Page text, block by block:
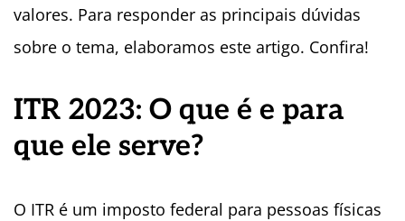
valores. Para responder as principais dúvidas
sobre o tema, elaboramos este artigo. Confira!
ITR 2023: O que é e para
que ele serve?
O ITR é um imposto federal para pessoas físicas